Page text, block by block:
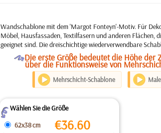
Wandschablone mit dem 'Margot Fonteyn'-Motiv. Für
Möbel, Hausfassaden, Textilfasern und anderen Flächen,
geeignet sind. Die dreischichtige wiederverwendbare
ODie erste Größe bedeutet die Höhe der
über die Funktionsweise von
Mehrschicht-Schablone
ZWählen Sie die Größe
62x38 cm
€36.60